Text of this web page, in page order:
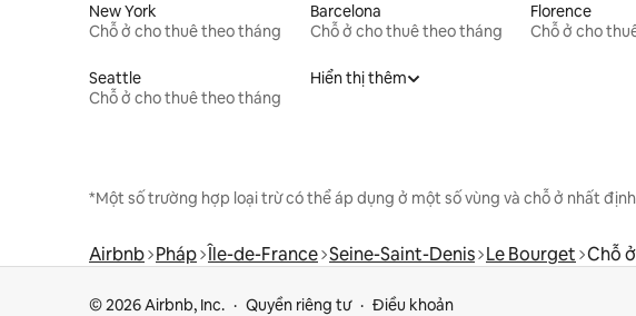
New York
Chỗ ở cho thuê theo tháng
Barcelona
Chỗ ở cho thuê theo tháng
Florence
Chỗ ở cho
Seattle
Chỗ ở cho thuê theo tháng
Hiển thị thêm
*Một số trường hợp loại trừ có thể áp dụng ở một số vùng và chỗ ở nhất
Airbnb Pháp Île-de-France Seine-Saint-Denis Le Bourget Chỗ
© 2026 Airbnb, Inc. Quyền riêng tư Điều khoản